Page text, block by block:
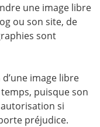
une image libre
ou son site, de
sont
image libre
puisque son
si
préjudice.